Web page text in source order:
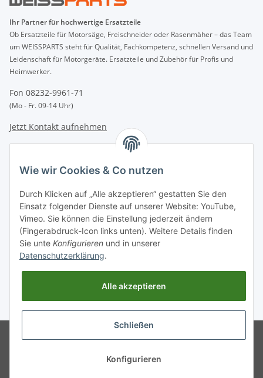
Ihr Partner für hochwertige Ersatzteile
Ob Ersatzteile für Motorsäge, Freischneider oder Rasenmäher – das Team
um WEISSPARTS steht für Qualität, Fachkompetenz, schnellen Versand und
Leidenschaft für Motorgeräte. Ersatzteile und Zubehör für Profis und
Heimwerker.
Fon 08232-9961-71
(Mo - Fr. 09-14 Uhr)
Jetzt Kontakt aufnehmen
Zahlungsarten
BAR | ÜBERWEISUNG | PAYPAL
Versandpartner
DHL | GLS | DPD | HERMES | POST
Versand
Zubehör für ✓Motorsäge
Wie wir Cookies & Co nutzen
Durch Klicken auf „Alle akzeptieren“ gestatten Sie den
Einsatz folgender Dienste auf unserer Website: YouTube,
Vimeo. Sie können die Einstellung jederzeit ändern
(Fingerabdruck-Icon links unten). Weitere Details finden
Sie unte Konfigurieren und in unserer
Datenschutzerklärung.
Alle akzeptieren
Schließen
Konfigurieren